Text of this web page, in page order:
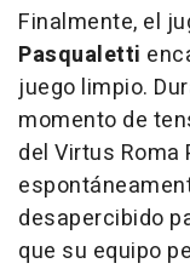
Finalmente, el
Pasqualetti
juego limpio.
momento de
del Virtus
desapercibido
que su equipo